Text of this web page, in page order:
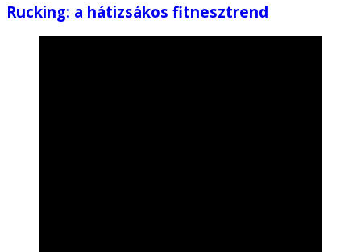
Rucking: a hátizsákos fitnesztrend